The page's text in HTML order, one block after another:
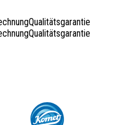
Qualitätsgarantie
Qualitätsgarantie